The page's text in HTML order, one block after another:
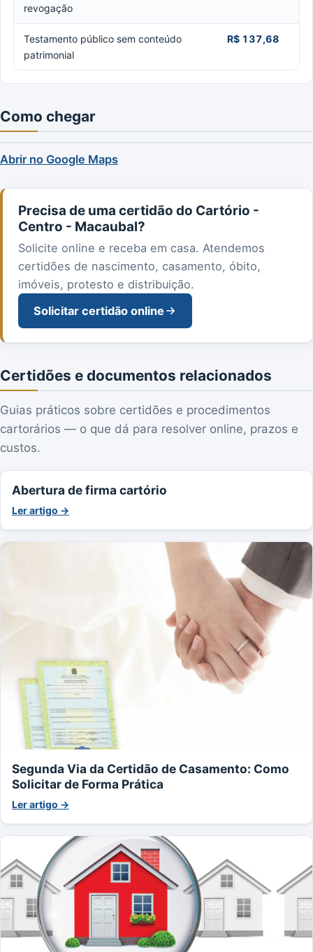
revogação
Testamento público sem conteúdo
patrimonial
R$ 137,68
Como chegar
Abrir no Google Maps
Precisa de uma certidão do Cartório -
Centro - Macaubal?
Solicite online e receba em casa. Atendemos
certidões de nascimento, casamento, óbito,
imóveis, protesto e distribuição.
Solicitar certidão online
Certidões e documentos relacionados
Guias práticos sobre certidões e procedimentos
cartorários — o que dá para resolver online, prazos e
custos.
Abertura de firma cartório
Ler artigo →
Segunda Via da Certidão de Casamento: Como
Solicitar de Forma Prática
Ler artigo →